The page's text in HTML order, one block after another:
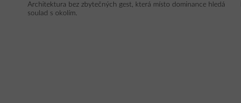
Architektura bez zbytečných gest, která místo dominance hledá
soulad s okolím.